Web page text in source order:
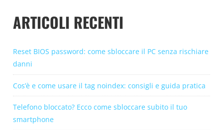
ARTICOLI RECENTI
Reset BIOS password: come sbloccare il PC senza rischiare
danni
Cos’è e come usare il tag noindex: consigli e guida pratica
Telefono bloccato? Ecco come sbloccare subito il tuo
smartphone